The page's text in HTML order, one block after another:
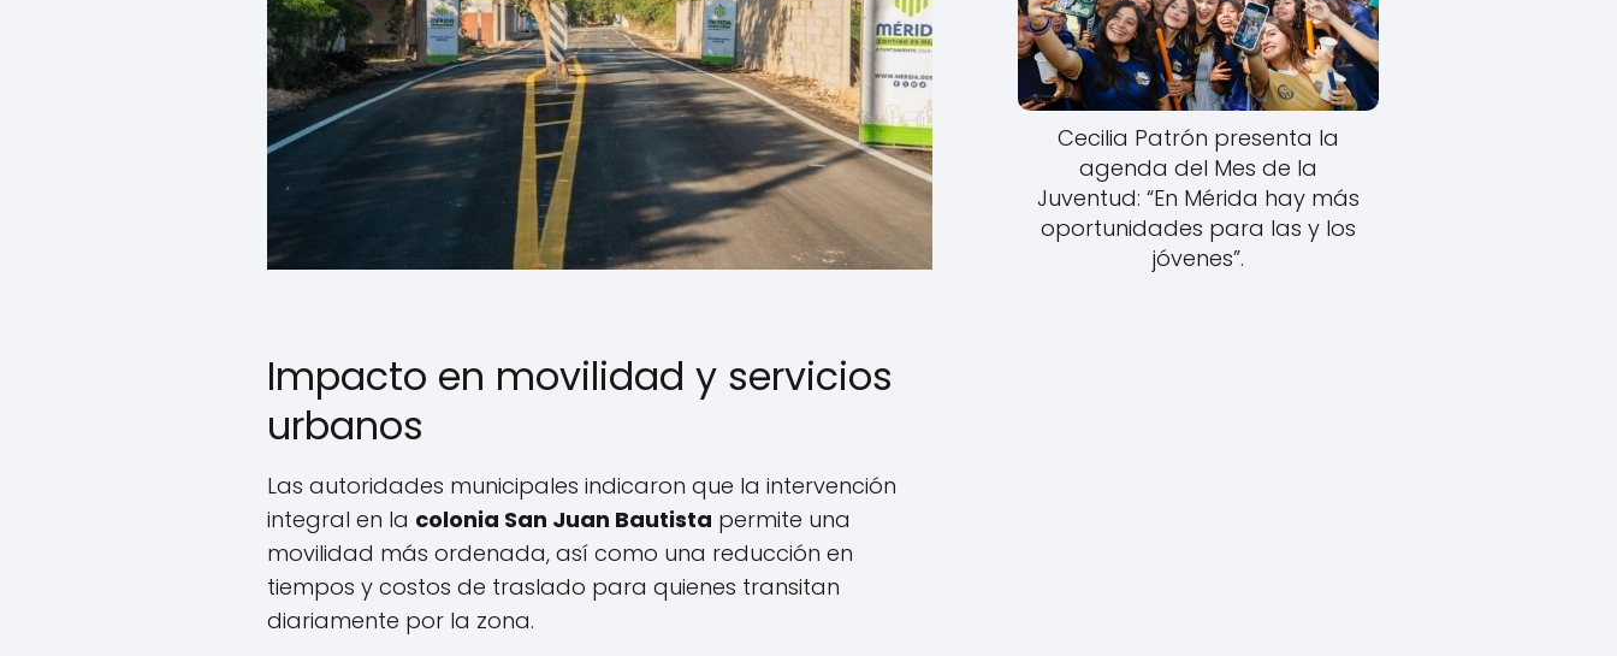
Impacto en movilidad y servicios
urbanos
Las autoridades municipales indicaron que la intervención
integral en la colonia San Juan Bautista permite una
movilidad más ordenada, así como una reducción en
tiempos y costos de traslado para quienes transitan
diariamente por la zona.
Cecilia Patrón presenta la
agenda del Mes de la
Juventud: “En Mérida hay más
oportunidades para las y los
jóvenes”.